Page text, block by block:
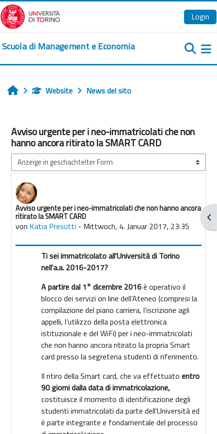
Zum Hauptinhalt
Login
Scuola di Management e Economia
Startseite
Website News del sito
Avviso urgente per i neo-immatricolati che non
hanno ancora ritirato la SMART CARD
Anzeigemodus
Avviso urgente per i neo-immatricolati che non hanno ancora
ritirato la SMART CARD
von Katia Presutti - Mittwoch, 4. Januar 2017, 23:35
Anzahl Antworten: 0
Ti sei immatricolato all'Università di Torino
nell'a.a. 2016-2017?
A partire dal 1° dicembre 2016è operativo il
blocco dei servizi on line dell’Ateneo (compresi la
compilazione del piano carriera, l’iscrizione agli
appelli, l’utilizzo della posta elettronica
istituzionale e del WiFi) per i neo-immatricolati
che non hanno ancora ritirato la propria Smart
card presso la segreteria studenti di riferimento.
Il ritiro della Smart card, che va effettuato entro
90 giorni dalla data di immatricolazione,
costituisce il momento di identificazione degli
studenti immatricolati da parte dell'Università ed
è parte integrante e fondamentale del processo